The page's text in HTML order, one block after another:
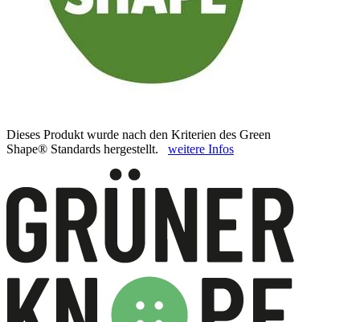
Dieses Produkt wurde nach den Kriterien des Green
Shape® Standards hergestellt. weitere Infos